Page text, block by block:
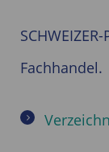
Fachhandel.